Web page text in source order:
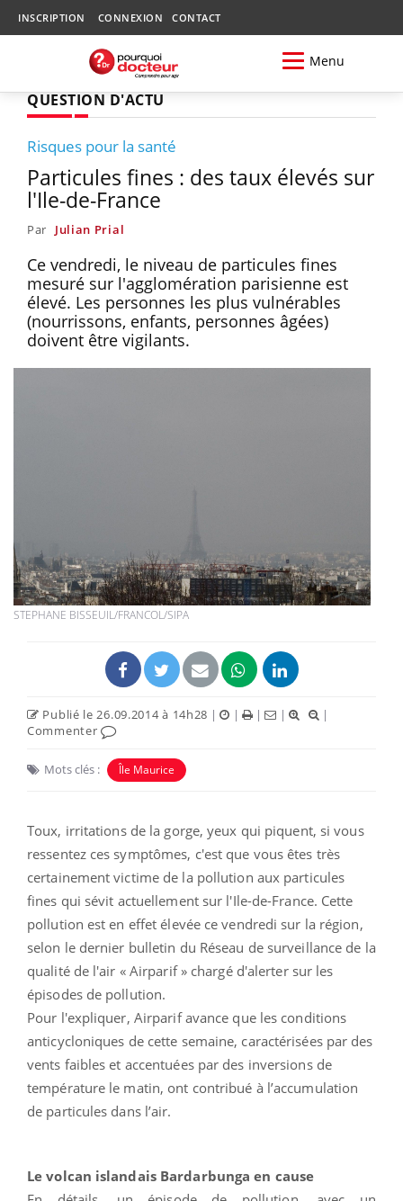
INSCRIPTION CONNEXION CONTACT
Menu
QUESTION D'ACTU
Risques pour la santé
Particules fines : des taux élevés sur
l'Ile-de-France
Par Julian Prial
Ce vendredi, le niveau de particules fines
mesuré sur l'agglomération parisienne est
élevé. Les personnes les plus vulnérables
(nourrissons, enfants, personnes âgées)
doivent être vigilants.
STEPHANE BISSEUIL/FRANCOL/SIPA
Publié le 26.09.2014 à 14h28 | | | |
|
Commenter
Mots clés : Île Maurice
Toux, irritations de la gorge, yeux qui piquent, si vous
ressentez ces symptômes, c'est que vous êtes très
certainement victime de la pollution aux particules
fines qui sévit actuellement sur l'Ile-de-France. Cette
pollution est en effet élevée ce vendredi sur la région,
selon le dernier bulletin du Réseau de surveillance de la
qualité de l'air « Airparif » chargé d'alerter sur les
épisodes de pollution.
Pour l'expliquer, Airparif avance que les conditions
anticycloniques de cette semaine, caractérisées par des
vents faibles et accentuées par des inversions de
température le matin, ont contribué à l’accumulation
de particules dans l’air.
Le volcan islandais Bardarbunga en cause